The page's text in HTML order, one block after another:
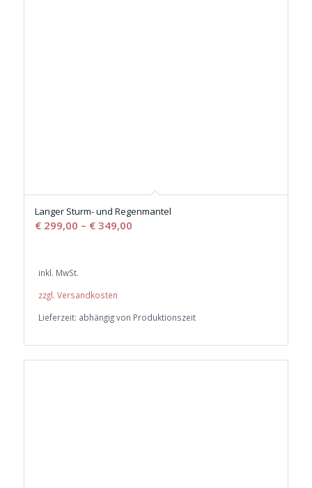
Langer Sturm- und Regenmantel
€299,00 – €349,00
inkl. MwSt.
zzgl. Versandkosten
Lieferzeit: abhängig von Produktionszeit